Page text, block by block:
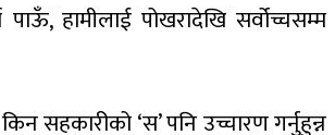
हामीलाई पोखरादेखि सर्वोच्चसम्म
सहकारीको ‘स’ पनि उच्चारण गर्नुहुन्न